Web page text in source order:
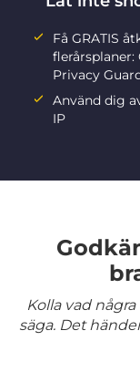
Få GRATIS
flerårsplaner:
Privacy
Använd dig
IP
Kolla vad
säga. Det